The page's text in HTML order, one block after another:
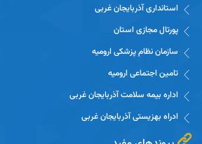
استانداری آذربایجان غربی
پورتال مجازی استان
سازمان نظام پزشکی ارومیه
تامین اجتماعی ارومیه
اداره بیمه سلامت آذربایجان غربی
ادراه بهزیستی آذربایجان غربی